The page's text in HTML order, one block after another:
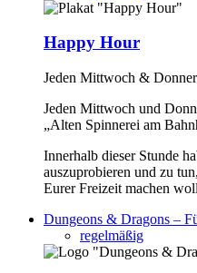
Happy Hour
Jeden Mittwoch &
Jeden Mittwoch und
„Alten Spinnerei am
Innerhalb dieser Stunde
auszuprobieren und zu
Eurer Freizeit machen
Dungeons & Dragons –
regelmäßig